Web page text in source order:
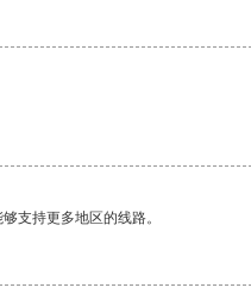
支持更多地区的线路。